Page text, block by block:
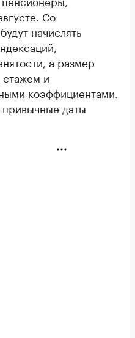
Со
начислять
а размер
стажем и
коэффициентами.
привычные даты